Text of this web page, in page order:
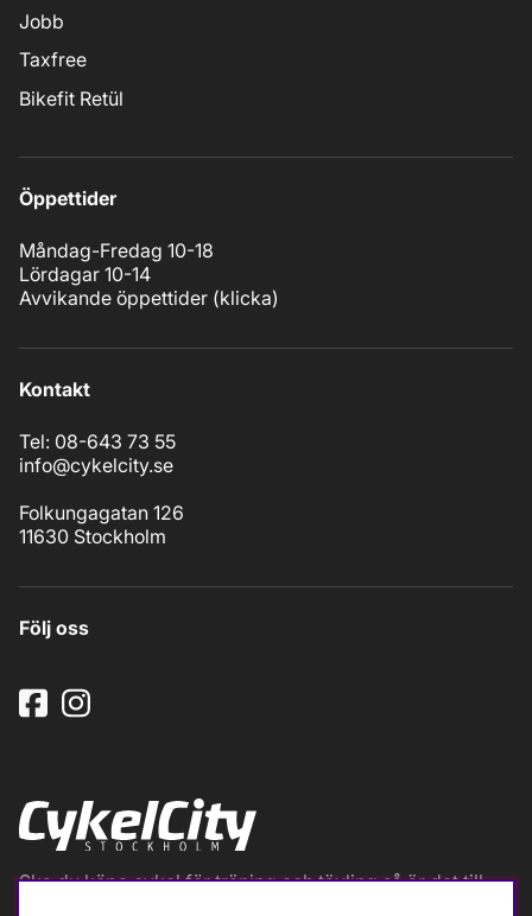
Jobb
Taxfree
Bikefit Retül
Öppettider
Måndag-Fredag 10-18
Lördagar 10-14
Avvikande öppettider (klicka)
Kontakt
Tel: 08-643 73 55
info@cykelcity.se
Folkungagatan 126
11630 Stockholm
Följ oss
Ska du köpa cykel för träning och tävling så är det till